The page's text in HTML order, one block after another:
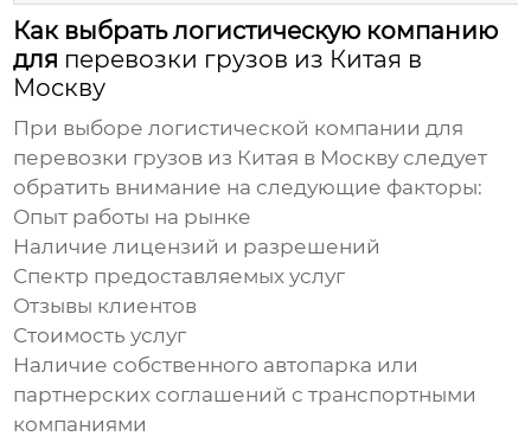
Как выбрать логистическую компанию
для перевозки грузов из Китая в
Москву
При выборе логистической компании для
перевозки грузов из Китая в Москву следует
обратить внимание на следующие факторы:
Опыт работы на рынке
Наличие лицензий и разрешений
Спектр предоставляемых услуг
Отзывы клиентов
Стоимость услуг
Наличие собственного автопарка или
партнерских соглашений с транспортными
компаниями